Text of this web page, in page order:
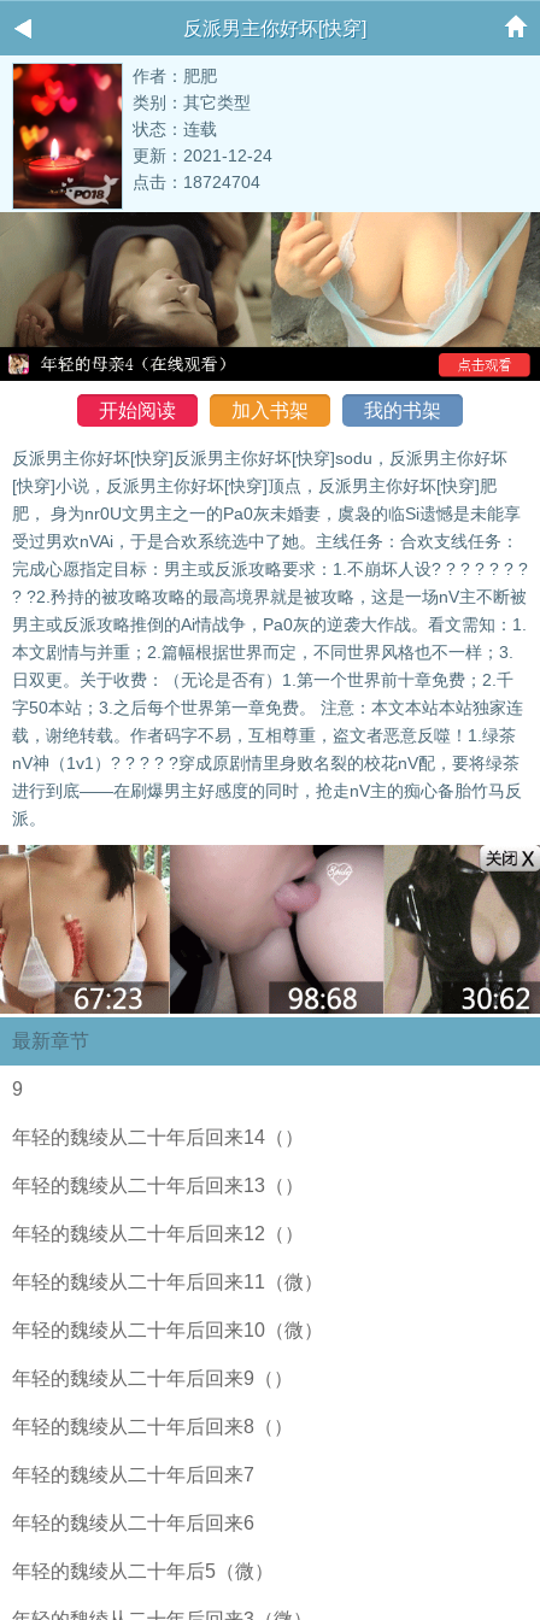
反派男主你好坏[快穿]
作者：肥肥
类别：其它类型
状态：连载
更新：2021-12-24
点击：18724704
开始阅读 加入书架 我的书架
反派男主你好坏[快穿]反派男主你好坏[快穿]sodu，反派男主你好坏
[快穿]小说，反派男主你好坏[快穿]顶点，反派男主你好坏[快穿]肥
肥， 身为nr0U文男主之一的Pa0灰未婚妻，虞袅的临Si遗憾是未能享
受过男欢nVAi，于是合欢系统选中了她。主线任务：合欢支线任务：
完成心愿指定目标：男主或反派攻略要求：1.不崩坏人设? ? ? ? ? ? ?
? ?2.矜持的被攻略攻略的最高境界就是被攻略，这是一场nV主不断被
男主或反派攻略推倒的Ai情战争，Pa0灰的逆袭大作战。看文需知：1.
本文剧情与并重；2.篇幅根据世界而定，不同世界风格也不一样；3.
日双更。关于收费：（无论是否有）1.第一个世界前十章免费；2.千
字50本站；3.之后每个世界第一章免费。 注意：本文本站本站独家连
载，谢绝转载。作者码字不易，互相尊重，盗文者恶意反噬！1.绿茶
nV神（1v1）? ? ? ? ?穿成原剧情里身败名裂的校花nV配，要将绿茶
进行到底——在刷爆男主好感度的同时，抢走nV主的痴心备胎竹马反
派。
最新章节
9
年轻的魏绫从二十年后回来14（）
年轻的魏绫从二十年后回来13（）
年轻的魏绫从二十年后回来12（）
年轻的魏绫从二十年后回来11（微）
年轻的魏绫从二十年后回来10（微）
年轻的魏绫从二十年后回来9（）
年轻的魏绫从二十年后回来8（）
年轻的魏绫从二十年后回来7
年轻的魏绫从二十年后回来6
年轻的魏绫从二十年后5（微）